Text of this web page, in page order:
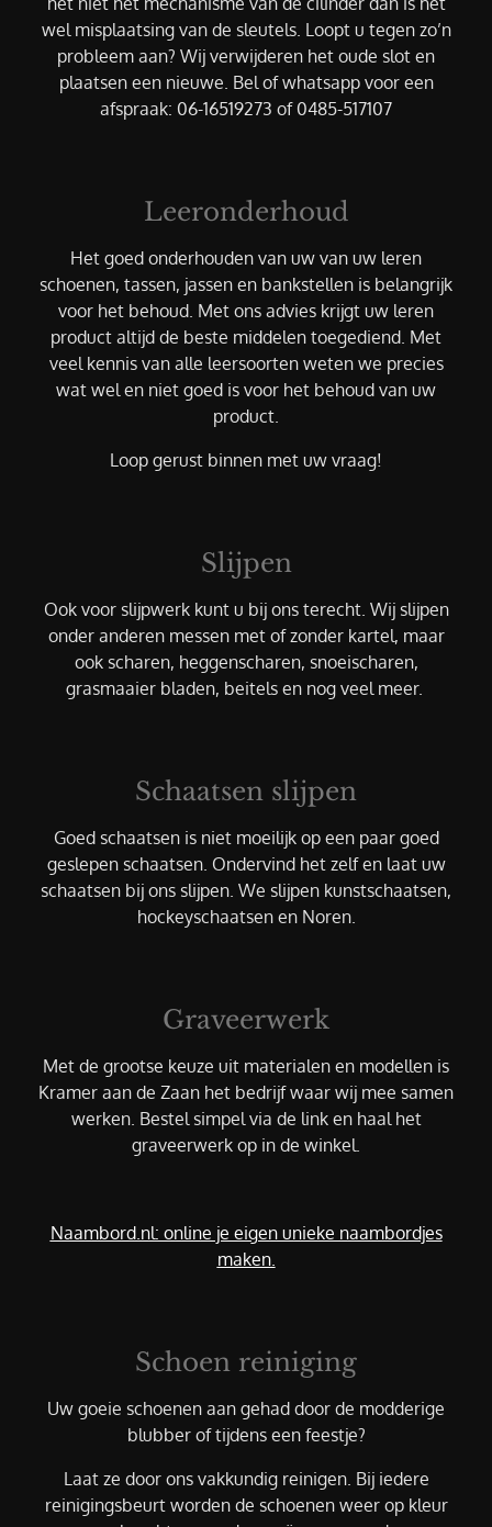
wel misplaatsing van de sleutels. Loopt u tegen zo’n
probleem aan? Wij verwijderen het oude slot en
plaatsen een nieuwe. Bel of whatsapp voor een
afspraak: 06-16519273 of 0485-517107
Leeronderhoud
Het goed onderhouden van uw van uw leren
schoenen, tassen, jassen en bankstellen is belangrijk
voor het behoud. Met ons advies krijgt uw leren
product altijd de beste middelen toegediend. Met
veel kennis van alle leersoorten weten we precies
wat wel en niet goed is voor het behoud van uw
product.
Loop gerust binnen met uw vraag!
Slijpen
Ook voor slijpwerk kunt u bij ons terecht. Wij slijpen
onder anderen messen met of zonder kartel, maar
ook scharen, heggenscharen, snoeischaren,
grasmaaier bladen, beitels en nog veel meer.
Schaatsen slijpen
Goed schaatsen is niet moeilijk op een paar goed
geslepen schaatsen. Ondervind het zelf en laat uw
schaatsen bij ons slijpen. We slijpen kunstschaatsen,
hockeyschaatsen en Noren.
Graveerwerk
Met de grootse keuze uit materialen en modellen is
Kramer aan de Zaan het bedrijf waar wij mee samen
werken. Bestel simpel via de link en haal het
graveerwerk op in de winkel.
Naambord.nl: online je eigen unieke naambordjes
maken.
Schoen reiniging
Uw goeie schoenen aan gehad door de modderige
blubber of tijdens een feestje?
Laat ze door ons vakkundig reinigen. Bij iedere
reinigingsbeurt worden de schoenen weer op kleur